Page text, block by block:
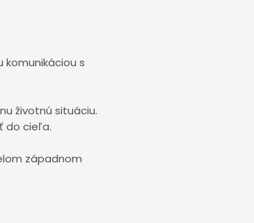
s
životnú situáciu.
do cieľa.
západnom